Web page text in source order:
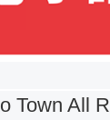
Town All